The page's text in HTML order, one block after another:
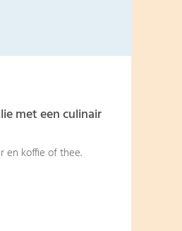
met een culinair
en koffie of thee.